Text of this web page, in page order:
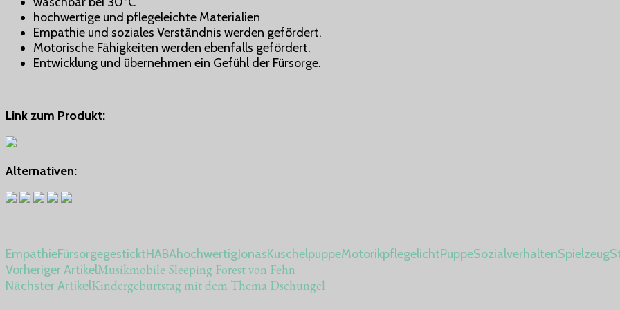
hochwertige und pflegeleichte Materialien
Empathie und soziales Verständnis werden gefördert.
Motorische Fähigkeiten werden ebenfalls gefördert.
Entwicklung und übernehmen ein Gefühl der Fürsorge.
Link zum Produkt:
Alternativen:
EmpathieFürsorgegesticktHABAhochwertigJonasKuschelpuppeMotorikpflegelichtPuppeSozialverhaltenSpielzeug
Beitragsnavigation
Vorheriger ArtikelMusikmobile Sleeping Forest von Fehn
Nächster ArtikelKindergeburtstag mit dem Thema Dschungel